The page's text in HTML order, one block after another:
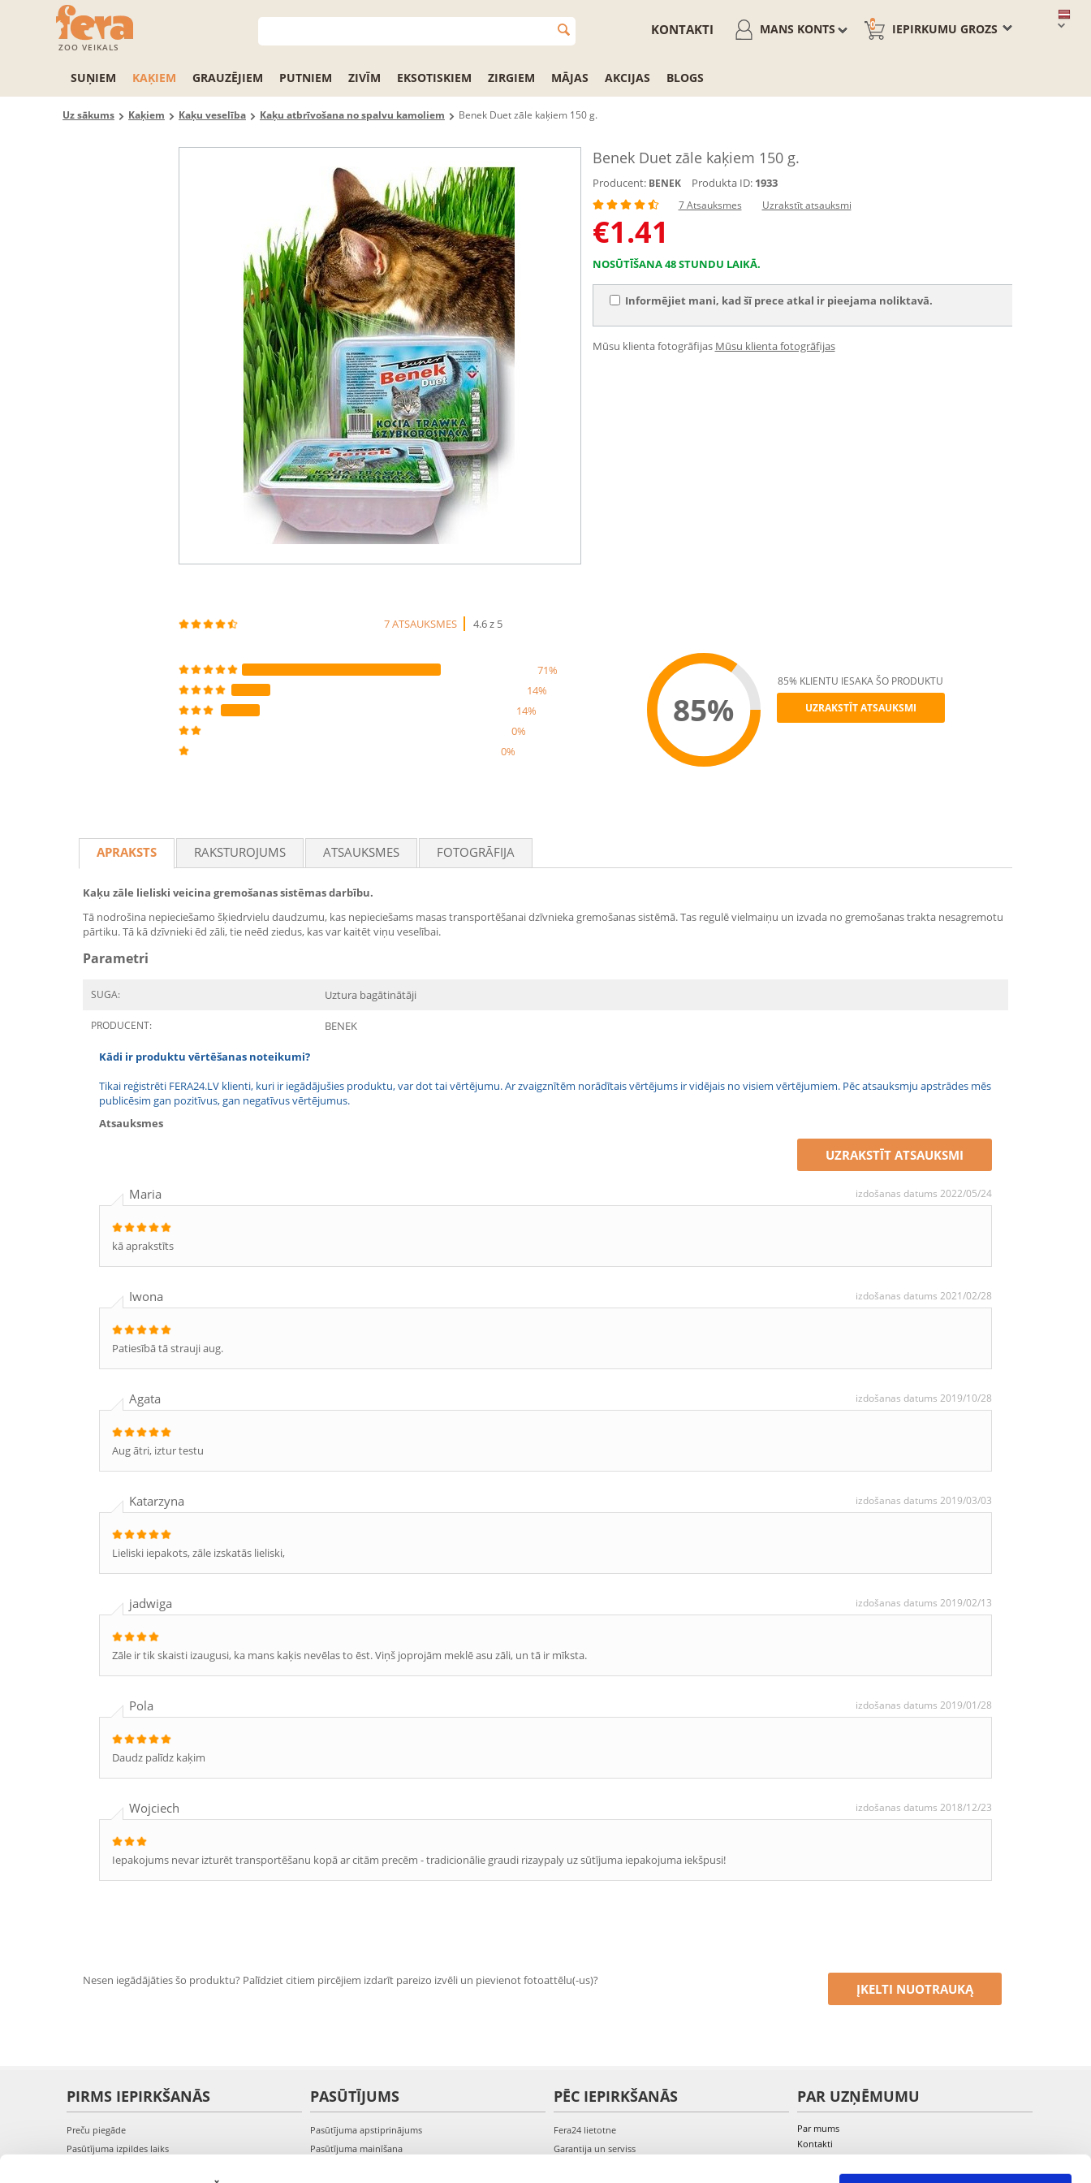
ZOO VEIKALS
IEPIRKUMU GROZS
0
MANS KONTS
KONTAKTI
SUŅIEM KAĶIEM GRAUZĒJIEM PUTNIEM ZIVĪM EKSOTISKIEM ZIRGIEM MĀJAS AKCIJAS BLOGS
Uz sākums Kaķiem Kaķu veselība Kaķu atbrīvošana no spalvu kamoliem Benek Duet zāle kaķiem 150 g.
Benek Duet zāle kaķiem 150 g.
Producent: BENEK Produkta ID: 1933
7 Atsauksmes Uzrakstīt atsauksmi
€1.41
NOSŪTĪŠANA 48 STUNDU LAIKĀ.
Informējiet mani, kad šī prece atkal ir pieejama noliktavā.
Mūsu klienta fotogrāfijas Mūsu klienta fotogrāfijas
7 ATSAUKSMES 4.6 z 5
71%
14%
14%
0%
0%
85%
85% KLIENTU IESAKA ŠO PRODUKTU
UZRAKSTĪT ATSAUKSMI
APRAKSTS RAKSTUROJUMS ATSAUKSMES FOTOGRĀFIJA
Kaķu zāle lieliski veicina gremošanas sistēmas darbību.
Tā nodrošina nepieciešamo šķiedrvielu daudzumu, kas nepieciešams masas transportēšanai dzīvnieka gremošanas sistēmā. Tas regulē vielmaiņu un izvada no gremošanas trakta nesagremotu
pārtiku. Tā kā dzīvnieki ēd zāli, tie neēd ziedus, kas var kaitēt viņu veselībai.
Parametri
SUGA: Uztura bagātinātāji
PRODUCENT: BENEK
Kādi ir produktu vērtēšanas noteikumi?
Tikai reģistrēti FERA24.LV klienti, kuri ir iegādājušies produktu, var dot tai vērtējumu. Ar zvaigznītēm norādītais vērtējums ir vidējais no visiem vērtējumiem. Pēc atsauksmju apstrādes mēs
publicēsim gan pozitīvus, gan negatīvus vērtējumus.
Atsauksmes
UZRAKSTĪT ATSAUKSMI
Maria izdošanas datums 2022/05/24
kā aprakstīts
Iwona izdošanas datums 2021/02/28
Patiesībā tā strauji aug.
Agata izdošanas datums 2019/10/28
Aug ātri, iztur testu
Katarzyna izdošanas datums 2019/03/03
Lieliski iepakots, zāle izskatās lieliski,
jadwiga izdošanas datums 2019/02/13
Zāle ir tik skaisti izaugusi, ka mans kaķis nevēlas to ēst. Viņš joprojām meklē asu zāli, un tā ir mīksta.
Pola izdošanas datums 2019/01/28
Daudz palīdz kaķim
Wojciech izdošanas datums 2018/12/23
Iepakojums nevar izturēt transportēšanu kopā ar citām precēm - tradicionālie graudi rizaypaly uz sūtījuma iepakojuma iekšpusi!
Nesen iegādājāties šo produktu? Palīdziet citiem pircējiem izdarīt pareizo izvēli un pievienot fotoattēlu(-us)?
ĮKELTI NUOTRAUKĄ
PIRMS IEPIRKŠANĀS
Preču piegāde
Pasūtījuma izpildes laiks
PASŪTĪJUMS
Pasūtījuma apstiprinājums
Pasūtījuma mainīšana
PĒC IEPIRKŠANĀS
Fera24 lietotne
Garantija un serviss
PAR UZŅĒMUMU
Par mums
Kontakti